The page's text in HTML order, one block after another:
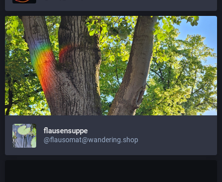
flausensuppe
@flausomat@wandering.shop